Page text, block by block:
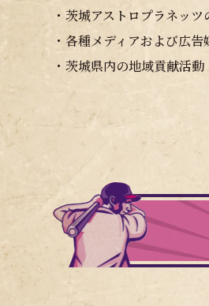
・茨城アストロプラネッ
・各種メディアおよび広
・茨城県内の地域貢献活動